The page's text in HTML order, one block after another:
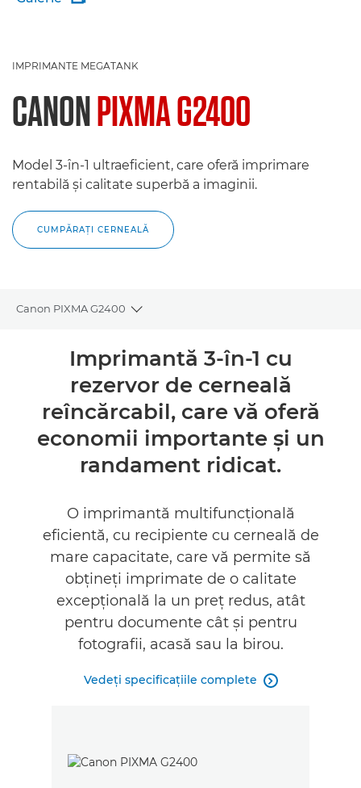
IMPRIMANTE MEGATANK
CANONPIXMA G2400
Model 3-în-1 ultraeficient, care oferă imprimare
rentabilă şi calitate superbă a imaginii.
CUMPĂRAŢI CERNEALĂ
Canon PIXMA G2400
Toggle breadcrumbs
Prezentare generală
CUMPĂRAŢI CERNEALĂ
Imprimantă 3-în-1 cu
rezervor de cerneală
reîncărcabil, care vă oferă
economii importante şi un
randament ridicat.
O imprimantă multifuncţională
eficientă, cu recipiente cu cerneală de
mare capacitate, care vă permite să
obţineţi imprimate de o calitate
excepţională la un preţ redus, atât
pentru documente cât şi pentru
fotografii, acasă sau la birou.
Vedeţi specificaţiile complete 